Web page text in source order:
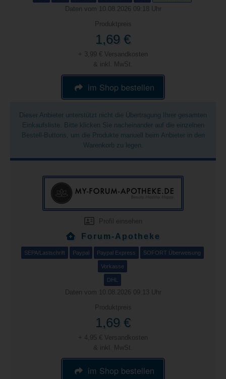
Daten vom 10.08.2026 09:18 Uhr
Produktpreis
1,69 €
+ 3,99 € Versandkosten
& inkl. MwSt.
im Shop bestellen
Dieser Anbieter unterstützt nicht die Übertragung Ihrer gesamten
Einkaufsliste. Bitte klicken Sie nacheinander auf die einzelnen
Bestell-Buttons, um die Produkte manuell beim Anbieter in den
Warenkorb zu legen.
Profil einsehen
Forum-Apotheke
SEPA/Lastschrift Paypal Paypal Express SOFORT Überweisung
Vorkasse
DHL
Daten vom 10.08.2026 09:13 Uhr
Produktpreis
1,69 €
+ 4,95 € Versandkosten
& inkl. MwSt.
im Shop bestellen